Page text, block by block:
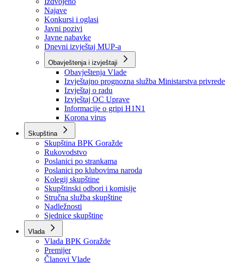
Aktuelno
Sve vijesti
Izdvojeno
Najave
Konkursi i oglasi
Javni pozivi
Javne nabavke
Dnevni izvještaj MUP-a
Obavještenja i izvještaji
Obavještenja Vlade
Izvještajno prognozna služba Ministarstva privrede
Izvještaj o radu
Izvještaj OC Uprave
Informacije o gripi H1N1
Korona virus
Skupština
Skupština BPK Goražde
Rukovodstvo
Poslanici po strankama
Poslanici po klubovima naroda
Kolegij skupštine
Skupštinski odbori i komisije
Stručna služba skupštine
Nadležnosti
Sjednice skupštine
Vlada